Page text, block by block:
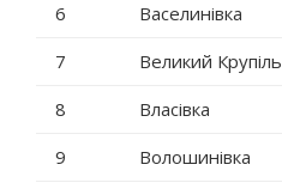
6
Васелинівка
7
Великий Крупіль
8
Власівка
9
Волошинівка